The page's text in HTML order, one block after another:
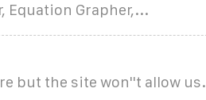
Equation Grapher,...
but the site won''t allow us.